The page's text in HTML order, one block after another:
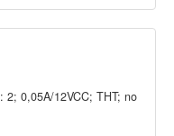
2; 0,05A/12VCC; THT; no